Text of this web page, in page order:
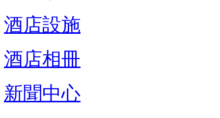
酒店設施
酒店相冊
新聞中心